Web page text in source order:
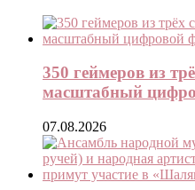
350 геймеров из
масштабный
07.08.2026